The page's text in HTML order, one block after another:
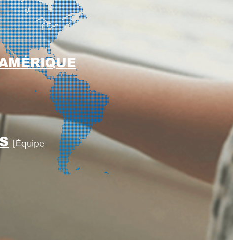
[Équipe